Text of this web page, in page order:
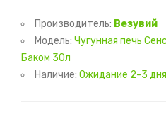
Производитель: Везувий
Модель: Чугунная печь
Баком 30л
Наличие: Ожидание 2-3 дня